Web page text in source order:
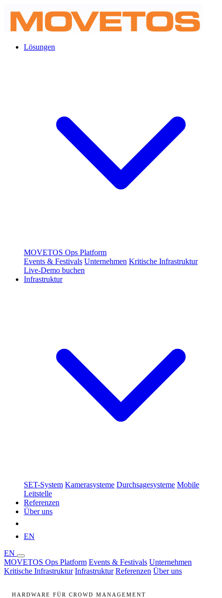
Lösungen
MOVETOS Ops Platform
Events & Festivals Unternehmen Kritische Infrastruktur
Live-Demo buchen
Infrastruktur
SET-System Kamerasysteme Durchsagesysteme Mobile
Leitstelle
Referenzen
Über uns
EN
EN
MOVETOS Ops Platform Events & Festivals Unternehmen
Kritische Infrastruktur Infrastruktur Referenzen Über uns
HARDWARE FÜR CROWD MANAGEMENT